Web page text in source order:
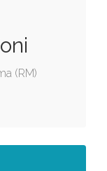
(RM)